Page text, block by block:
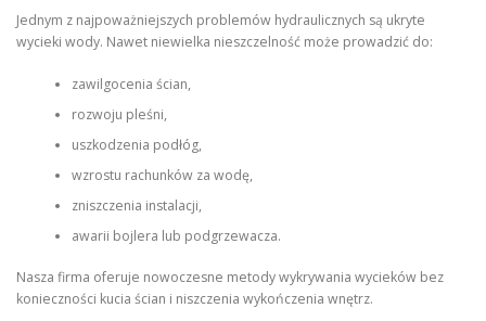
Jednym z najpoważniejszych problemów hydraulicznych są ukryte
wycieki wody. Nawet niewielka nieszczelność może prowadzić do:
zawilgocenia ścian,
rozwoju pleśni,
uszkodzenia podłóg,
wzrostu rachunków za wodę,
zniszczenia instalacji,
awarii bojlera lub podgrzewacza.
Nasza firma oferuje nowoczesne metody wykrywania wycieków bez
konieczności kucia ścian i niszczenia wykończenia wnętrz.